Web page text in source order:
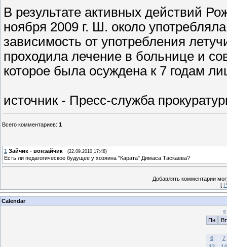
В результате активных действий
ноября 2009 г. Ш. около
зависимость от употребления
проходила лечение в больнице и
которое была осуждена к 7 годам
источник - Пресс-служба
Всего комментариев: 1
1 Зайчик - вонзайчик (22.09.2010 17:48)
Есть ли педагогическое будущее у хозяина "Карата" Димаса Таскаева?
Добавлять комментарии
[
Calendar
«
Пн
Вт
6
7